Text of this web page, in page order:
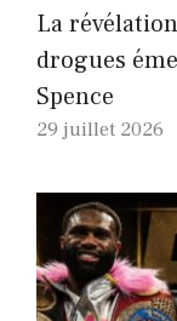
La
drogues
Spence
29 juillet 2026